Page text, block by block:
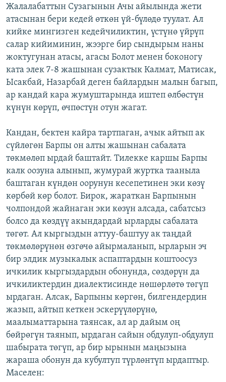
Жалалабаттын Сузагынын Ачы айылында жети
атасынан бери кедей өткөн үй-бүлөдө туулат. Ал
кийке мингизген кедейчиликтин, үстүнө үйрүп
салар кийиминин, жээрге бир сындырым наны
жоктугунан атасы, агасы Болот менен боконогу
ката элек 7-8 жашынан сузактык Калмат, Матисак,
Ысакбай, Назарбай деген байлардын малын багып,
ар кандай кара жумуштарында иштеп өлбөстүн
күнүн көрүп, өчпөстүн отун жагат.
Кандан, бектен кайра тартпаган, ачык айтып ак
сүйлөгөн Барпы он алты жашынан сабалата
төкмөлөп ырдай баштайт. Тилекке каршы Барпы
калк оозуна алынып, жумурай журтка тааныла
баштаган күндөн оорунун кесепетинен эки көзү
көрбөй көр болот. Бирок, жараткан Барпынын
чолпондой жайнаган эки көзүн алсада, сабатсыз
болсо да көздүү акындардай ырларды сабалата
төгөт. Ал кыргыздын аттуу-баштуу ак таңдай
төкмөлөрүнөн өзгөчө айырмаланып, ырларын эч
бир элдик музыкалык аспаптардын коштоосуз
ичкилик кыргыздардын обонунда, сөздөрүн да
ичкиликтердин диалектисинде нөшөрлөтө төгүп
ырдаган. Алсак, Барпыны көргөн, билгендердин
жазып, айтып кеткен эскерүүлөрүнө,
маалыматтарына таянсак, ал ар дайым оң
бөйрөгүн таянып, ырдаган сайын обдулуп-обдулуп
шабырата төгүп, ар бир ырынын маңызына
жараша обонун да кубултуп түрлөнтүп ырдаптыр.
Маселен: